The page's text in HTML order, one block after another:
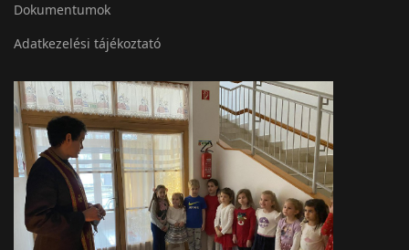
Dokumentumok
Adatkezelési tájékoztató